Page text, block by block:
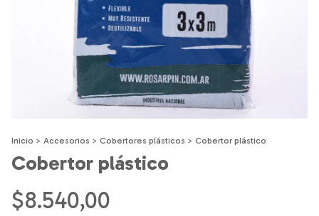
Inicio > Accesorios > Cobertores plásticos > Cobertor plástico
Cobertor plástico
$8.540,00